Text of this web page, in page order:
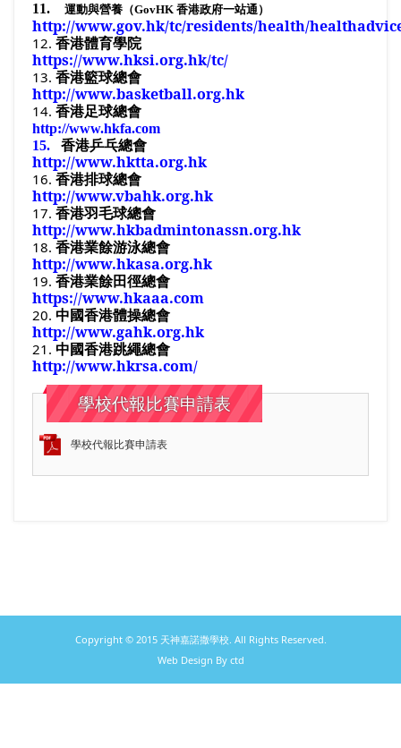
11.
運動與營養（GovHK 香港政府一站通）
http://www.gov.hk/tc/residents/health/
12. 香港體育學院
https://www.hksi.org.hk/tc/
13. 香港籃球總會
http://www.basketball.org.hk
14. 香港足球總會
http://www.hkfa.com
15. 香港乒乓總會
http://www.hktta.org.hk
16. 香港排球總會
http://www.vbahk.org.hk
17. 香港羽毛球總會
http://www.hkbadmintonassn.org.hk
18. 香港業餘游泳總會
http://www.hkasa.org.hk
19. 香港業餘田徑總會
https://www.hkaaa.com
20. 中國香港體操總會
http://www.gahk.org.hk
21. 中國香港跳繩總會
http://www.hkrsa.com/
學校代報比賽申請表
學校代報比賽申請表
Copyright © 2015 天神嘉諾撒學校. All Rights Reserved.
Web Design By ctd